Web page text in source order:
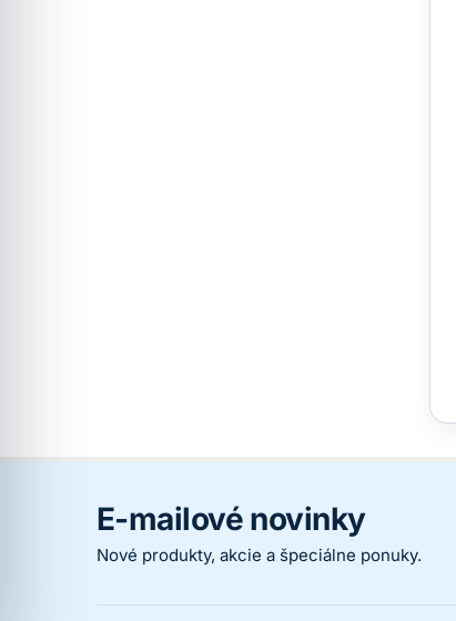
E-mailové novinky
Nové produkty, akcie a špeciálne ponuky.